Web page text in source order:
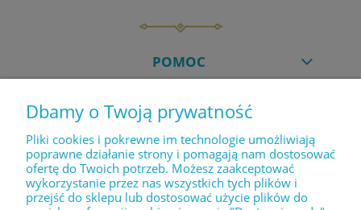
POMOC
MOJE KONTO
PŁATNOŚCI I DOSTAWA
Dbamy o Twoją prywatność
Pliki cookies i pokrewne im technologie umożliwiają
poprawne działanie strony i pomagają nam dostosować
ofertę do Twoich potrzeb. Możesz zaakceptować
wykorzystanie przez nas wszystkich tych plików i
przejść do sklepu lub dostosować użycie plików do